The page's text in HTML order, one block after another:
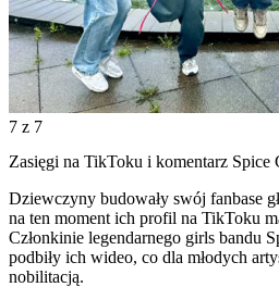
7 z 7
Zasięgi na TikToku i komentarz Spice
Dziewczyny budowały swój fanbase
na ten moment ich profil na TikToku
Członkinie legendarnego girls bandu
podbiły ich wideo, co dla młodych
nobilitacją.